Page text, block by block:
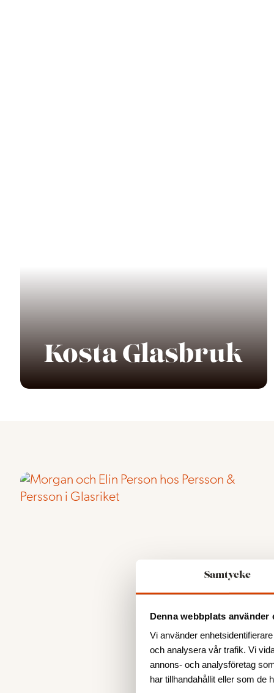
Samtycke
Denna webbplats använder
Vi använder
och analysera vår trafik. Vi
annons- och analysföretag
har tillhandahållit eller som de
Kosta Glasbruk